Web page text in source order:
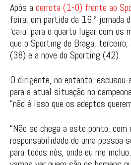
Após a derrota (1-0) frente ao
feira, em partida da 16.ª jornada
‘caiu’ para o quarto lugar com
que o Sporting de Braga,
(38) e a nove do Sporting (42).
O dirigente, no entanto,
para a atual situação no
“não é isso que os adeptos
“Não se chega a este ponto,
responsabilidade de uma pessoa
para todos nós, onde eu me